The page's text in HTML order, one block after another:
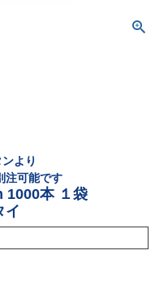
より
注可能です
1000本 １袋
イ